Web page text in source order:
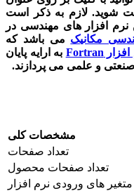
شوید. لازم به ذکر است
نرم افزار های مهندسی در
مکانیک می باشد که
Fortran به ارایه پایان
و علمی می پردازند.
مشخصات کلی
تعداد صفحات
تعداد صفحات محصول
های ورودی نرم افزار